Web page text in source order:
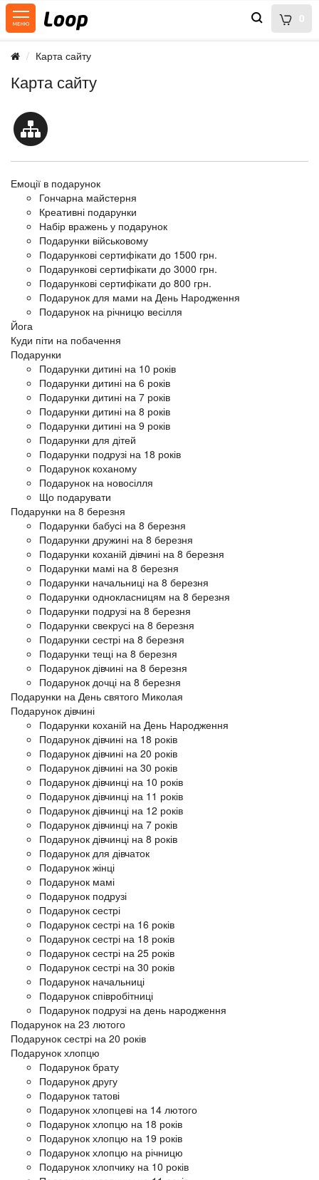
0
Карта сайту
Карта сайту
Емоції в подарунок
Гончарна майстерня
Креативні подарунки
Набір вражень у подарунок
Подарунки військовому
Подарункові сертифікати до 1500 грн.
Подарункові сертифікати до 3000 грн.
Подарункові сертифікати до 800 грн.
Подарунок для мами на День Народження
Подарунок на річницю весілля
Йога
Куди піти на побачення
Подарунки
Подарунки дитині на 10 років
Подарунки дитині на 6 років
Подарунки дитині на 7 років
Подарунки дитині на 8 років
Подарунки дитині на 9 років
Подарунки для дітей
Подарунки подрузі на 18 років
Подарунок коханому
Подарунок на новосілля
Що подарувати
Подарунки на 8 березня
Подарунки бабусі на 8 березня
Подарунки дружині на 8 березня
Подарунки коханій дівчині на 8 березня
Подарунки мамі на 8 березня
Подарунки начальниці на 8 березня
Подарунки однокласницям на 8 березня
Подарунки подрузі на 8 березня
Подарунки свекрусі на 8 березня
Подарунки сестрі на 8 березня
Подарунки тещі на 8 березня
Подарунок дівчині на 8 березня
Подарунок дочці на 8 березня
Подарунки на День святого Миколая
Подарунок дівчині
Подарунки коханій на День Народження
Подарунок дівчині на 18 років
Подарунок дівчині на 20 років
Подарунок дівчині на 30 років
Подарунок дівчинці на 10 років
Подарунок дівчинці на 11 років
Подарунок дівчинці на 12 років
Подарунок дівчинці на 7 років
Подарунок дівчинці на 8 років
Подарунок для дівчаток
Подарунок жінці
Подарунок мамі
Подарунок подрузі
Подарунок сестрі
Подарунок сестрі на 16 років
Подарунок сестрі на 18 років
Подарунок сестрі на 25 років
Подарунок сестрі на 30 років
Подарунок начальниці
Подарунок співробітниці
Подарунок подрузі на день народження
Подарунок на 23 лютого
Подарунок сестрі на 20 років
Подарунок хлопцю
Подарунок брату
Подарунок другу
Подарунок татові
Подарунок хлопцеві на 14 лютого
Подарунок хлопцю на 18 років
Подарунок хлопцю на 19 років
Подарунок хлопцю на річницю
Подарунок хлопчику на 10 років